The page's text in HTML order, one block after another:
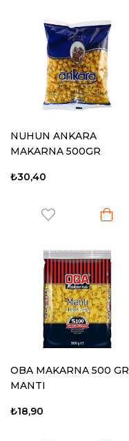
NUHUN ANKARA
MAKARNA 500GR
₺30,40
OBA MAKARNA 500 GR
MANTI
₺18,90